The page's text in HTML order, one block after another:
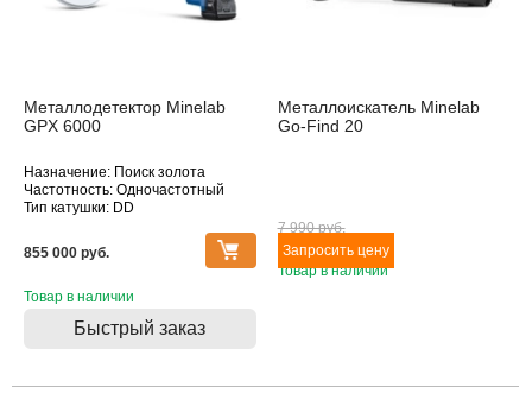
Металлодетектор Minelab
GPX 6000
Назначение: Поиск золота
Частотность: Одночастотный
Тип катушки: DD
855 000 pуб.
Товар в наличии
Быстрый заказ
Металлоискатель Minelab
Go-Find 20
7 990 pуб.
Товар в наличии